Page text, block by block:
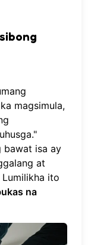
magsimula,
bawat isa ay
at
ito
na